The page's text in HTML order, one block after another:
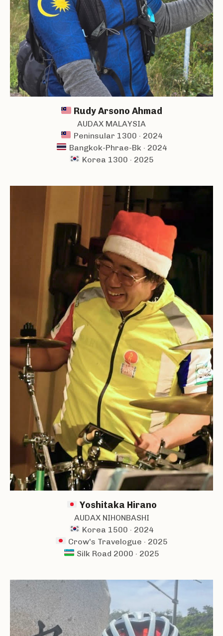
Rudy Arsono Ahmad
AUDAX MALAYSIA
Peninsular 1300 · 2024
Bangkok-Phrae-Bk · 2024
Korea 1300 · 2025
Yoshitaka Hirano
AUDAX NIHONBASHI
Korea 1500 · 2024
Crow's Travelogue · 2025
Silk Road 2000 · 2025